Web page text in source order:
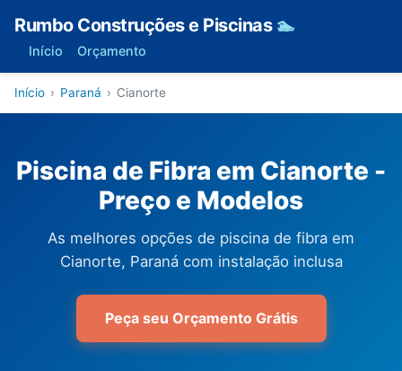
Rumbo Construções e Piscinas 🏊
Início Orçamento
Início › Paraná › Cianorte
Piscina de Fibra em Cianorte -
Preço e Modelos
As melhores opções de piscina de fibra em
Cianorte, Paraná com instalação inclusa
Peça seu Orçamento Grátis